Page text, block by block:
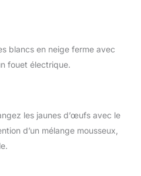
blancs en neige ferme avec
fouet électrique.
les jaunes d’œufs avec le
d’un mélange mousseux,